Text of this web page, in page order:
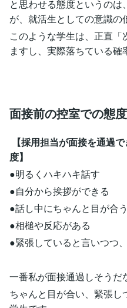
と思わせる態度というの
が、就活生としての意識の
このような学生は、正直
ますし、実際落ちている確
面接前の控室での態度
【採用担当が面接を通過
度】
●明るくハキハキ話す
●自分から挨拶ができる
●話し中にちゃんと目が合う
●相槌や反応がある
●緊張していると言いつつ
一番私が面接通過しそうだ
ちゃんと目が合い、緊張し